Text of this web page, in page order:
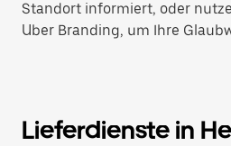
Standort informiert, oder
Uber Branding, um Ihre
Lieferdienste in